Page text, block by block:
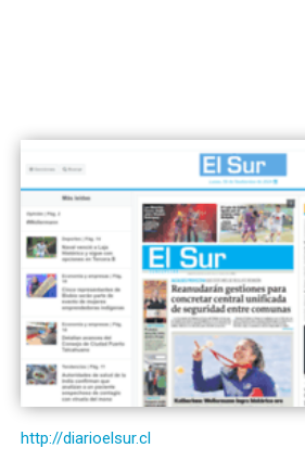
http://diarioelsur.cl